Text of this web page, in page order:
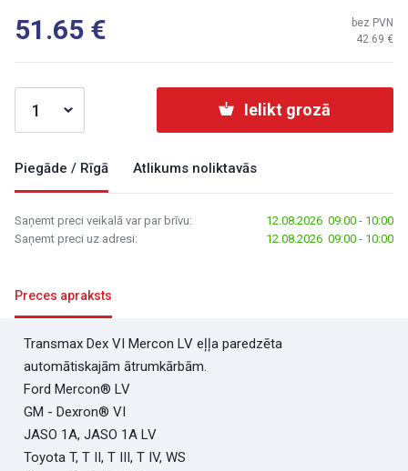
51.65 42.69
bez PVN
Ielikt grozā
Piegāde / Rīgā Atlikums noliktavās
Saņemt preci veikalā var par brīvu:
12.08.2026 09:00 - 10:00
Saņemt preci uz adresi:
12.08.2026 09:00 - 10:00
Preces apraksts
Transmax Dex VI Mercon LV eļļa paredzēta
automātiskajām ātrumkārbām.
Ford Mercon® LV
GM - Dexron® VI
JASO 1A, JASO 1A LV
Toyota T, T II, T III, T IV, WS